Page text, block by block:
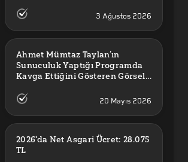
3 Ağustos 2026
Ahmet Mümtaz Taylan’ın
Sunuculuk Yaptığı Programda
Kavga Ettiğini Gösteren Görsel
20 Mayıs 2026
2026'da Net Asgari Ücret: 28.075
TL